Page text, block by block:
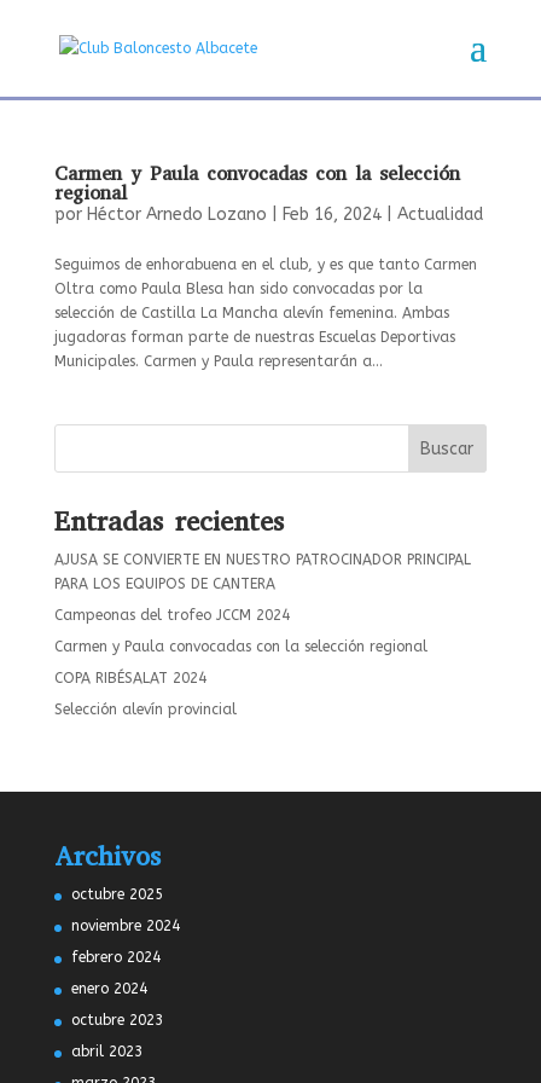
Carmen y Paula convocadas con la selección
regional
por Héctor Arnedo Lozano Feb 16, 2024| Actualidad
Seguimos de enhorabuena en el club, y es que tanto Carmen
Oltra como Paula Blesa han sido convocadas por la
selección de Castilla La Mancha alevín femenina. Ambas
jugadoras forman parte de nuestras Escuelas Deportivas
Municipales. Carmen y Paula representarán a...
Buscar
Entradas recientes
AJUSA SE CONVIERTE EN NUESTRO PATROCINADOR PRINCIPAL
PARA LOS EQUIPOS DE CANTERA
Campeonas del trofeo JCCM 2024
Carmen y Paula convocadas con la selección regional
COPA RIBÉSALAT 2024
Selección alevín provincial
Archivos
octubre 2025
noviembre 2024
febrero 2024
enero 2024
octubre 2023
abril 2023